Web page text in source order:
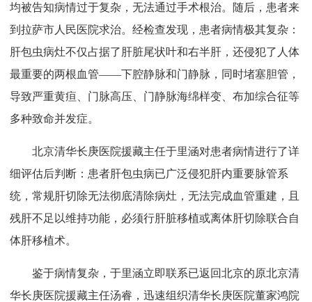
均被告知病情过于复杂，无法通过手术根治。随后，患者来
到拉萨市人民医院求治。经检查发现，患者病情极其复杂：
肝包虫病灶不仅占据了肝脏尾状叶和右半肝，还侵犯了人体
最重要的两根血管——下腔静脉和门静脉，同时堵塞胆管，
导致严重黄疸、门脉高压、门静脉海绵样变、布加综合征等
多种致命并发症。
北京清华长庚医院援藏主任于里涵对患者病情进行了详
细评估后判断：患者肝包虫病已广泛侵犯肝内重要脉管系
统，常规肝切除无法彻底清除病灶，无法完成血管重建，且
残肝不足以维持功能，必须行肝脏移植或离体肝切除联合自
体肝移植术。
鉴于病情复杂，于里涵立即联系已返回北京的原北京清
华长庚医院援藏主任汤睿，迅速组织清华长庚医院董家鸿院